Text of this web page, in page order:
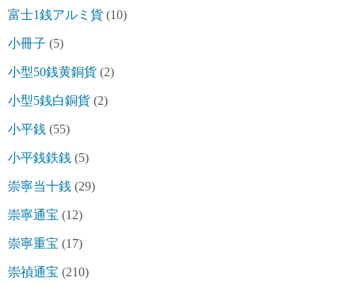
富士1銭アルミ貨 (10)
小冊子 (5)
小型50銭黄銅貨 (2)
小型5銭白銅貨 (2)
小平銭 (55)
小平銭鉄銭 (5)
崇寧当十銭 (29)
崇寧通宝 (12)
崇寧重宝 (17)
崇禎通宝 (210)